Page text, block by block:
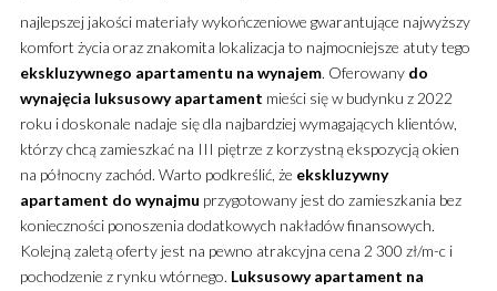
najlepszej jakości materiały wykończeniowe gwarantujące najwyższy
komfort życia oraz znakomita lokalizacja to najmocniejsze atuty tego
ekskluzywnego apartamentu na wynajem. Oferowany do
wynajęcia luksusowy apartament mieści się w budynku z 2022
roku i doskonale nadaje się dla najbardziej wymagających klientów,
którzy chcą zamieszkać na III piętrze z korzystną ekspozycją okien
na północny zachód. Warto podkreślić, że ekskluzywny
apartament do wynajmu przygotowany jest do zamieszkania bez
konieczności ponoszenia dodatkowych nakładów finansowych.
Kolejną zaletą oferty jest na pewno atrakcyjna cena 2 300 zł/m-c i
pochodzenie z rynku wtórnego. Luksusowy apartament na